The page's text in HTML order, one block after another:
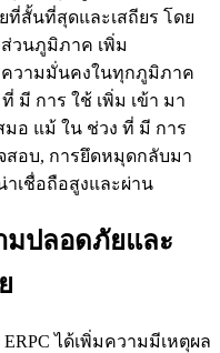
ที่สั้นที่สุดและเสถียร โดย
วนภูมิภาค เพิ่ม
ความมั่นคงในทุกภูมิภาค
มี การ ใช้ เพิ่ม เข้า มา
มอ แม้ ใน ช่วง ที่ มี การ
สอบ, การยึดหมุดกลับมา
เชื่อถือสูงและผ่าน
มปลอดภัยและ
ได้เพิ่มความมีเหตุผล